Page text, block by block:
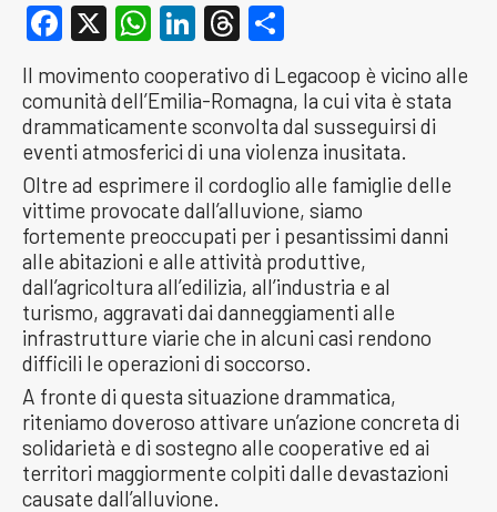
Facebook
X WhatsApp
LinkedIn
Threads
Il movimento cooperativo di Legacoop è vicino alle
comunità dell’Emilia-Romagna, la cui vita è stata
drammaticamente sconvolta dal susseguirsi di
eventi atmosferici di una violenza inusitata.
Oltre ad esprimere il cordoglio alle famiglie delle
vittime provocate dall’alluvione, siamo
fortemente preoccupati per i pesantissimi danni
alle abitazioni e alle attività produttive,
dall’agricoltura all’edilizia, all’industria e al
turismo, aggravati dai danneggiamenti alle
infrastrutture viarie che in alcuni casi rendono
difficili le operazioni di soccorso.
A fronte di questa situazione drammatica,
riteniamo doveroso attivare un’azione concreta di
solidarietà e di sostegno alle cooperative ed ai
territori maggiormente colpiti dalle devastazioni
causate dall’alluvione.